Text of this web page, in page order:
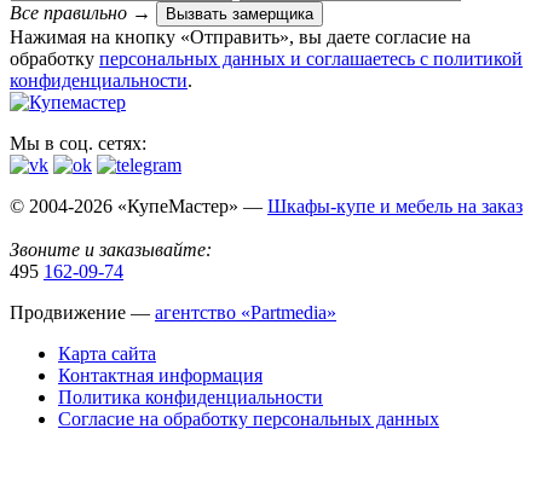
Все правильно → Вызвать замерщика
Нажимая на кнопку «Отправить», вы даете согласие на
обработку персональных данных​ и соглашаетесь c политикой
конфиденциальности.
Мы в соц. сетях:
© 2004-2026 «КупеМастер» — Шкафы-купе и мебель на заказ
Звоните и заказывайте:
495 162-09-74
Продвижение — агентство «Partmedia»
Карта сайта
Контактная информация
Политика конфиденциальности
Согласие на обработку персональных данных